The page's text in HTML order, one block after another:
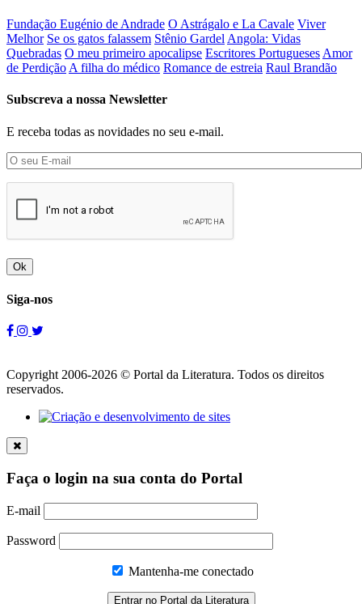
Fundação Eugénio de Andrade O Astrágalo e La Cavale Viver
Melhor Se os gatos falassem Stênio Gardel Angola: Vidas
Quebradas O meu primeiro apocalipse Escritores Portugueses Amor
de Perdição A filha do médico Romance de estreia Raul Brandão
Subscreva a nossa Newsletter
E receba todas as novidades no seu e-mail.
Ok
Siga-nos
Copyright 2006-2026 © Portal da Literatura. Todos os direitos
reservados.
Faça o login na sua conta do Portal
E-mail
Password
Mantenha-me conectado